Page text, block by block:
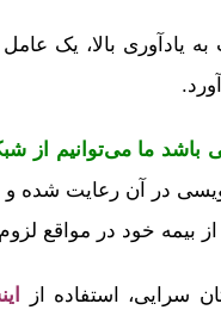
یادآوری بالا، یک
باشد ما می‌توانیم از
در آن رعایت شده و
از بیمه‌ خود در مواقع
سرایی، استفاده از